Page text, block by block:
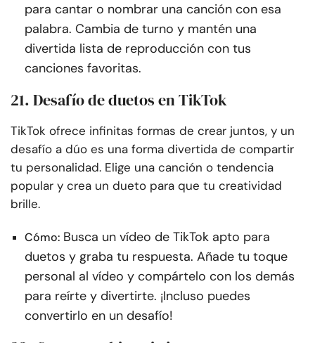
para cantar o nombrar una canción con esa
palabra. Cambia de turno y mantén una
divertida lista de reproducción con tus
canciones favoritas.
21. Desafío de duetos en TikTok
TikTok ofrece infinitas formas de crear juntos, y un
desafío a dúo es una forma divertida de compartir
tu personalidad. Elige una canción o tendencia
popular y crea un dueto para que tu creatividad
brille.
Cómo: Busca un vídeo de TikTok apto para
duetos y graba tu respuesta. Añade tu toque
personal al vídeo y compártelo con los demás
para reírte y divertirte. ¡Incluso puedes
convertirlo en un desafío!